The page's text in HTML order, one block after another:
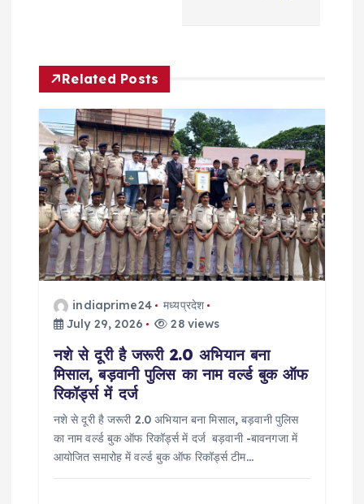
a
v
g
a
t
Related Posts
indiaprime24
मध्यप्रदेश
July 29, 2026
28 views
नशे से दूरी है जरूरी 2.0 अभियान बना
मिसाल, बड़वानी पुलिस का नाम वर्ल्ड बुक ऑफ
रिकॉर्ड्स में दर्ज
नशे से दूरी है जरूरी 2.0 अभियान बना मिसाल, बड़वानी पुलिस
का नाम वर्ल्ड बुक ऑफ रिकॉर्ड्स में दर्ज बड़वानी -बावनगजा में
आयोजित समारोह में वर्ल्ड बुक ऑफ रिकॉर्ड्स टीम…